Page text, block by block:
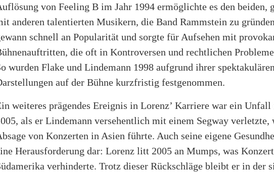
von Feeling B im Jahr 1994 ermöglichte es den beiden,
anderen talentierten Musikern, die Band Rammstein zu
schnell an Popularität und sorgte für Aufsehen mit
die oft in Kontroversen und rechtlichen
wurden Flake und Lindemann 1998 aufgrund ihrer spektakulären
auf der Bühne kurzfristig festgenommen.
weiteres prägendes Ereignis in Lorenz’ Karriere war ein Unfall
als er Lindemann versehentlich mit einem Segway verletzte,
von Konzerten in Asien führte. Auch seine eigene
Herausforderung dar: Lorenz litt 2005 an Mumps, was
verhinderte. Trotz dieser Rückschläge bleibt er in der